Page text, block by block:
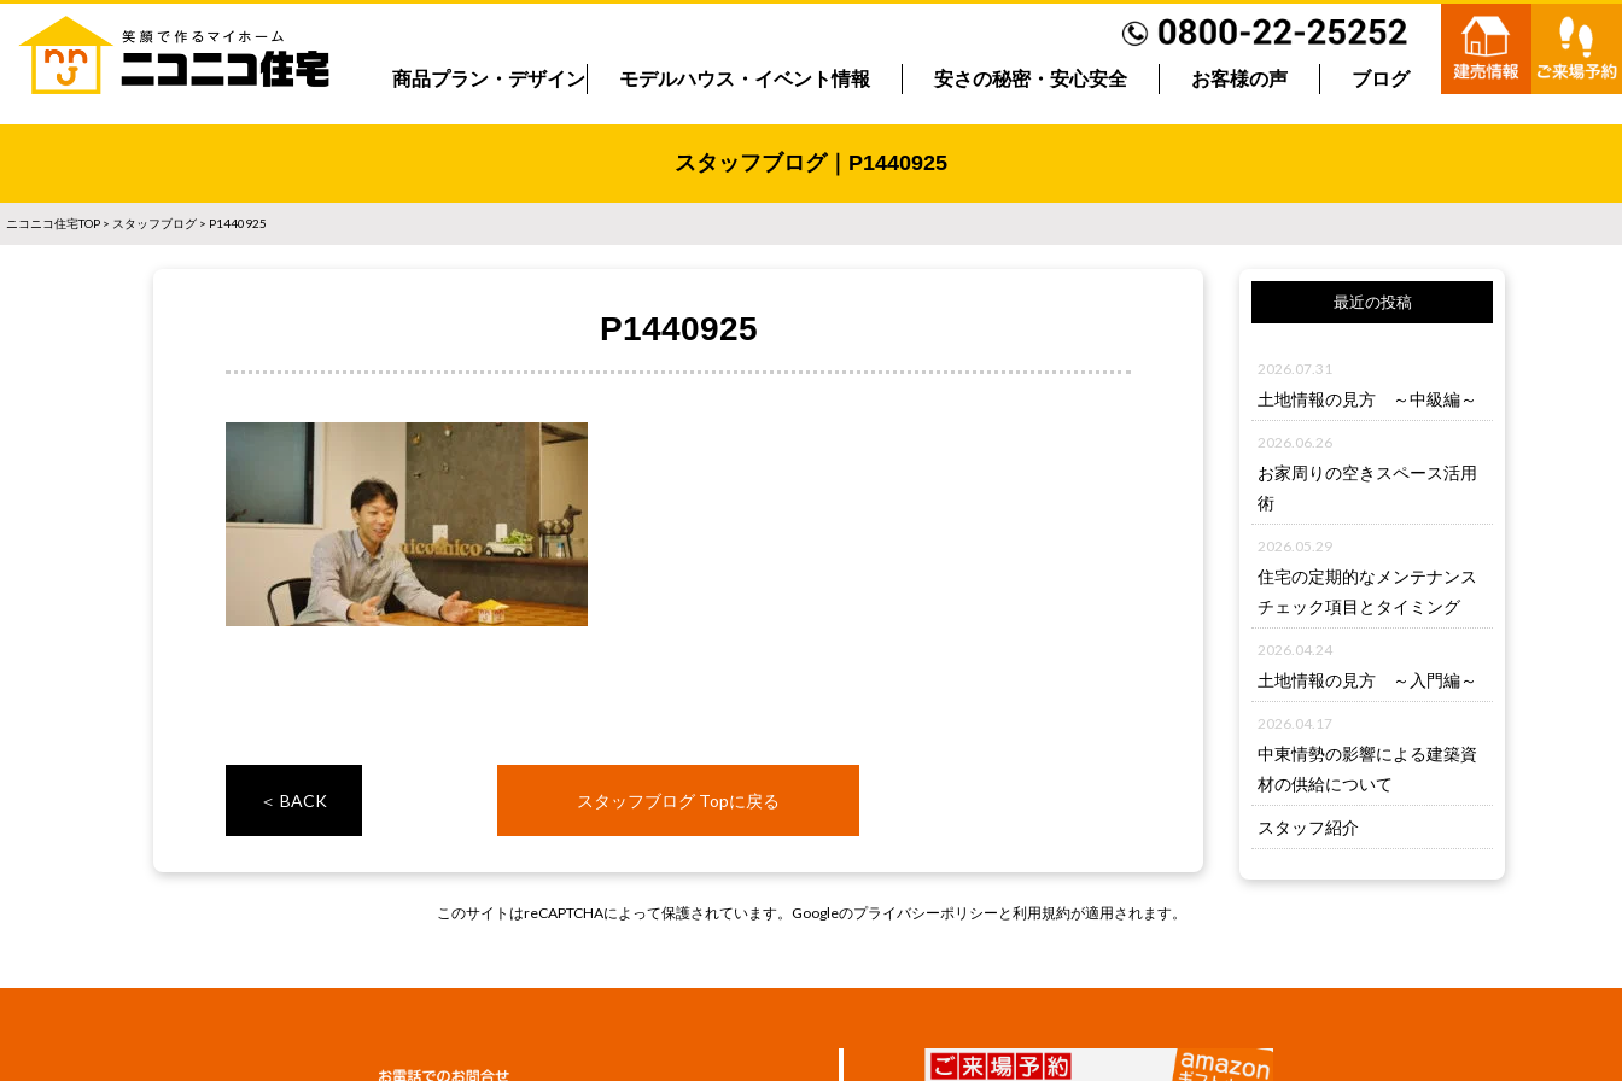
商品プラン・デザイン モデルハウス・イベント情報 安さの秘密・安心安全 お客様の声 ブログ
スタッフブログ｜P1440925
ニコニコ住宅TOP > スタッフブログ > P1440925
P1440925
＜ BACK スタッフブログ Topに戻る
最近の投稿
2026.07.31
土地情報の見方 ～中級編～
2026.06.26
お家周りの空きスペース活用
術
2026.05.29
住宅の定期的なメンテナンス
チェック項目とタイミング
2026.04.24
土地情報の見方 ～入門編～
2026.04.17
中東情勢の影響による建築資
材の供給について
スタッフ紹介
このサイトはreCAPTCHAによって保護されています。Googleのプライバシーポリシー と利用規約が適用されます。